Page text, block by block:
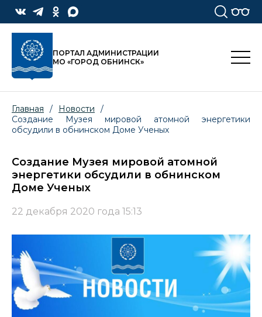
ПОРТАЛ АДМИНИСТРАЦИИ
МО «ГОРОД ОБНИНСК»
Главная / Новости
/
Создание Музея мировой атомной энергетики
обсудили в обнинском Доме Ученых
Создание Музея мировой атомной
энергетики обсудили в обнинском
Доме Ученых
22 декабря 2020 года 15:13